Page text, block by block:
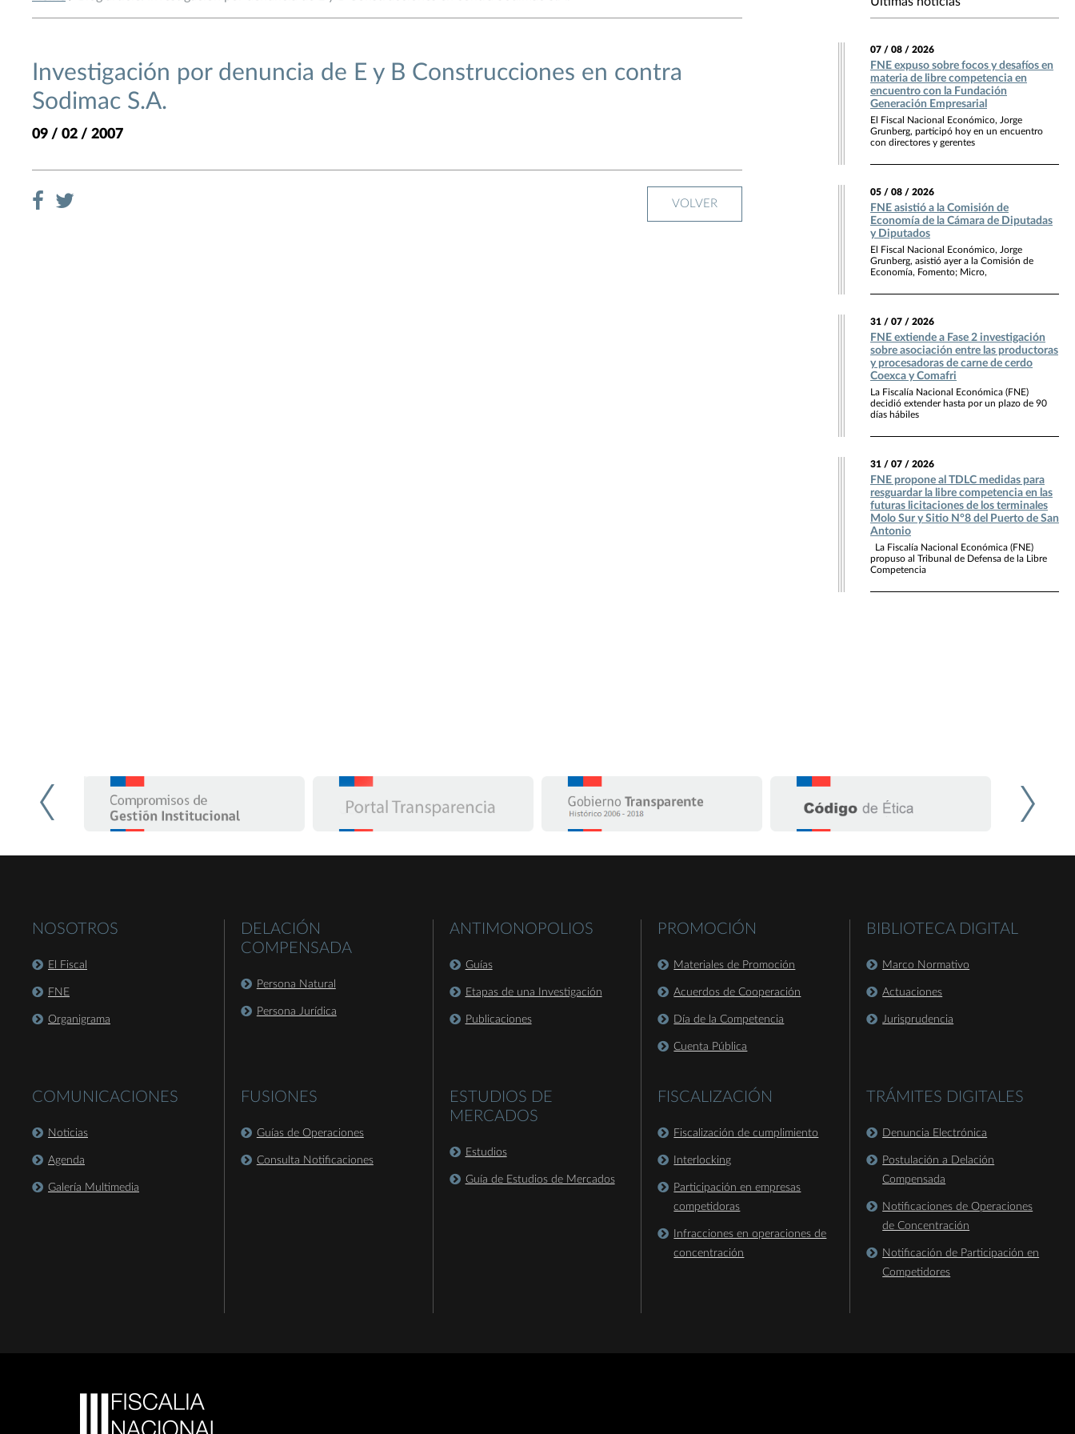
Investigación por denuncia de E y B Construcciones en contra
Sodimac S.A.
09 / 02 / 2007
VOLVER
07 / 08 / 2026
FNE expuso sobre focos y desafíos en
materia de libre competencia en
encuentro con la Fundación
Generación Empresarial
El Fiscal Nacional Económico, Jorge
Grunberg, participó hoy en un encuentro
con directores y gerentes
05 / 08 / 2026
FNE asistió a la Comisión de
Economía de la Cámara de Diputadas
y Diputados
El Fiscal Nacional Económico, Jorge
Grunberg, asistió ayer a la Comisión de
Economía, Fomento; Micro,
31 / 07 / 2026
FNE extiende a Fase 2 investigación
sobre asociación entre las productoras
y procesadoras de carne de cerdo
Coexca y Comafri
La Fiscalía Nacional Económica (FNE)
decidió extender hasta por un plazo de 90
días hábiles
31 / 07 / 2026
FNE propone al TDLC medidas para
resguardar la libre competencia en las
futuras licitaciones de los terminales
Molo Sur y Sitio N°8 del Puerto de San
Antonio
La Fiscalía Nacional Económica (FNE)
propuso al Tribunal de Defensa de la Libre
Competencia
NOSOTROS
El Fiscal
FNE
Organigrama
COMUNICACIONES
Noticias
Agenda
Galería Multimedia
DELACIÓN
COMPENSADA
Persona Natural
Persona Jurídica
FUSIONES
Guías de Operaciones
Consulta Notificaciones
ANTIMONOPOLIOS
Guías
Etapas de una Investigación
Publicaciones
ESTUDIOS DE
MERCADOS
Estudios
Guía de Estudios de Mercados
PROMOCIÓN
Materiales de Promoción
Acuerdos de Cooperación
Día de la Competencia
Cuenta Pública
FISCALIZACIÓN
Fiscalización de cumplimiento
Interlocking
Participación en empresas
competidoras
Infracciones en operaciones de
concentración
BIBLIOTECA DIGITAL
Marco Normativo
Actuaciones
Jurisprudencia
TRÁMITES DIGITALES
Denuncia Electrónica
Postulación a Delación
Compensada
Notificaciones de Operaciones
de Concentración
Notificación de Participación en
Competidores